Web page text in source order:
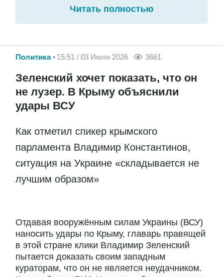
Читать полностью
Политика 15:51 / 03 Июля 2026 3661
Зеленский хочет показать, что он
не лузер. В Крыму объяснили
удары ВСУ
Как отметил спикер крымского
парламента Владимир Константинов,
ситуация на Украине «складывается не
лучшим образом»
Отдавая вооружённым силам Украины (ВСУ)
наносить удары по Крыму, главарь правящей
в этой стране клики Владимир Зеленский
пытается доказать своим западным
кураторам, что он не является неудачником.